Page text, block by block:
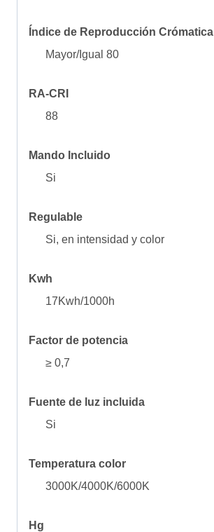
Índice de Reproducción Crómatica
Mayor/Igual 80
RA-CRI
88
Mando Incluido
Si
Regulable
Si, en intensidad y color
Kwh
17Kwh/1000h
Factor de potencia
≥ 0,7
Fuente de luz incluida
Si
Temperatura color
3000K/4000K/6000K
Hg